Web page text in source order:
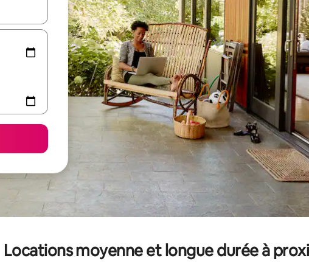
flèches vers le haut et vers le bas pour les parcourir ou en appuyant et en
Locations moyenne et longue durée à